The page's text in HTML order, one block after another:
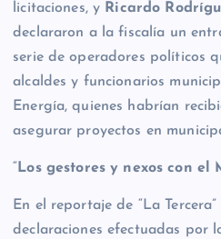
licitaciones, y Ricardo
declararon a la fiscalía un
serie de operadores políticos
alcaldes y funcionarios
Energía, quienes habrían
asegurar proyectos en
“Los gestores y nexos con el
En el reportaje de “La
declaraciones efectuadas por